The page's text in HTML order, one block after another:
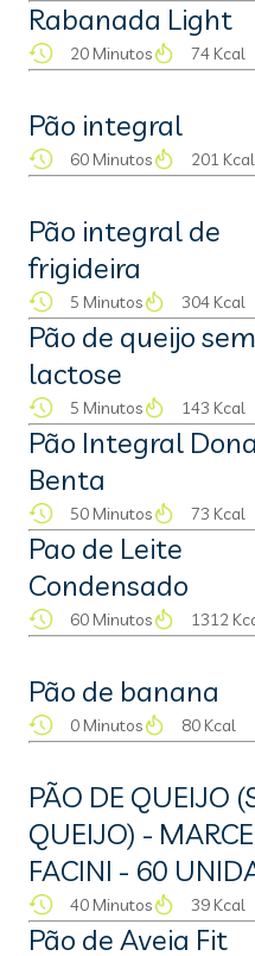
Rabanada Light
20 Minutos 74 Kcal
Pão integral
60 Minutos 201 Kcal
Pão integral de
frigideira
5 Minutos 304 Kcal
Pão de queijo sem
lactose
5 Minutos 143 Kcal
Pão Integral Dona
Benta
50 Minutos 73 Kcal
Pao de Leite
Condensado
60 Minutos 1312
Pão de banana
0 Minutos 80 Kcal
PÃO DE QUEIJO
QUEIJO) -
FACINI - 60
40 Minutos 39 Kcal
Pão de Aveia Fit